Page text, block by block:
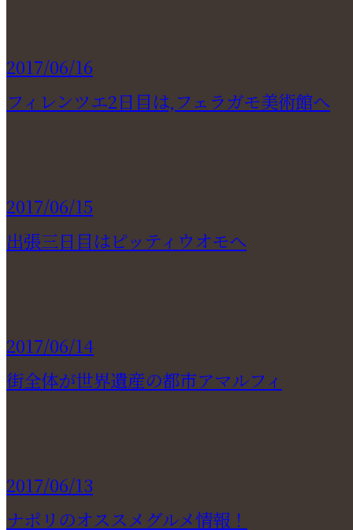
2017/06/16
フィレンツエ2日目は,フェラガモ美術館へ
2017/06/15
出張三日目はピッティウオモへ
2017/06/14
街全体が世界遺産の都市アマルフィ
2017/06/13
ナポリのオススメグルメ情報！